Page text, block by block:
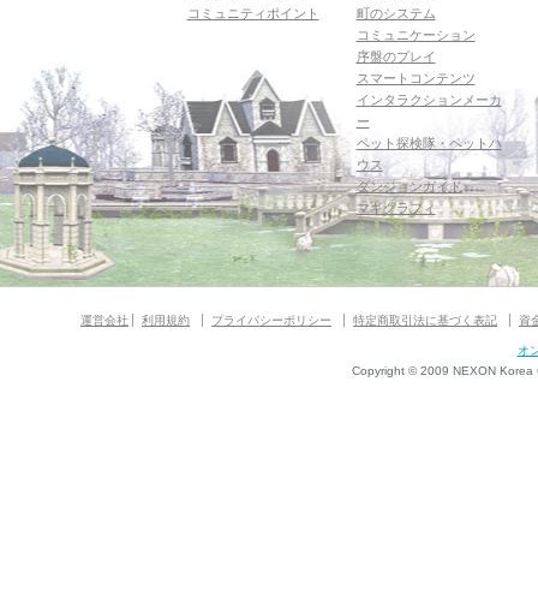
コミュニティポイント
町のシステム
コミュニケーション
序盤のプレイ
スマートコンテンツ
インタラクションメーカ
ー
ペット探検隊・ペットハ
ウス
ダンジョンガイド
マギグラフィ
運営会社 利用規約 プライバシーポリシー 特定商取引法に基づく表記 資
オ
Copyright © 2009 NEXON Korea